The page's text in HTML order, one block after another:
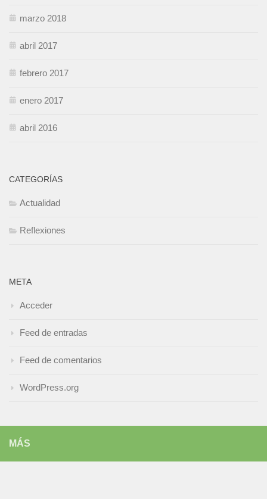
marzo 2018
abril 2017
febrero 2017
enero 2017
abril 2016
CATEGORÍAS
Actualidad
Reflexiones
META
Acceder
Feed de entradas
Feed de comentarios
WordPress.org
MÁS